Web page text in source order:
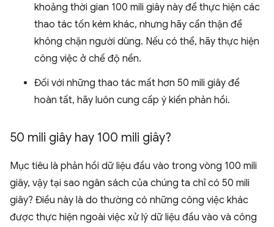
khoảng thời gian 100 mili giây này để thực hiện các
thao tác tốn kém khác, nhưng hãy cẩn thận để
không chặn người dùng. Nếu có thể, hãy thực hiện
công việc ở chế độ nền.
Đối với những thao tác mất hơn 50 mili giây để
hoàn tất, hãy luôn cung cấp ý kiến phản hồi.
50 mili giây hay 100 mili giây?
Mục tiêu là phản hồi dữ liệu đầu vào trong vòng 100 mili
giây, vậy tại sao ngân sách của chúng ta chỉ có 50 mili
giây? Điều này là do thường có những công việc khác
được thực hiện ngoài việc xử lý dữ liệu đầu vào và công